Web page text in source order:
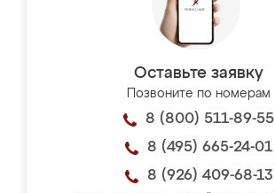
Оставьте заявку
Позвоните по номерам
8 (800) 511-89-55
8 (495) 665-24-01
8 (926) 409-68-13